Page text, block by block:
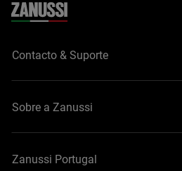
Contacto & Suporte
Sobre a Zanussi
Zanussi Portugal